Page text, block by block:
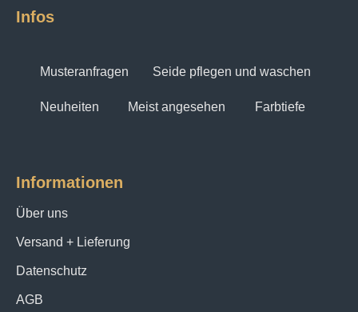
Infos
Musteranfragen Seide pflegen und waschen
Neuheiten Meist angesehen Farbtiefe
Informationen
Über uns
Versand + Lieferung
Datenschutz
AGB